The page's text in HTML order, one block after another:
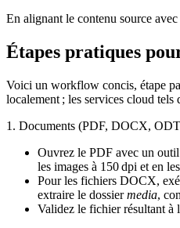
En alignant le contenu source
Étapes pratiques
Voici un workflow concis, étape
localement ; les services cloud tels
1. Documents (PDF, DOCX,
Ouvrez le PDF avec un
les images à 150 dpi et en
Pour les fichiers DOCX,
extraire le dossiermedia,
Validez le fichier résultant à